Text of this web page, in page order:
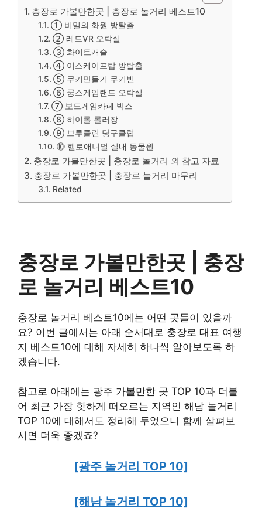
충장로 가볼만한곳 | 충장로 놀거리 베스트10
① 비밀의 화원 방탈출
② 레드VR 오락실
③ 화이트캐슬
④ 이스케이프탑 방탈출
⑤ 쿠키만들기 쿠키빈
⑥ 쿵스게임랜드 오락실
⑦ 보드게임카페 박스
⑧ 하이롤 롤러장
⑨ 브루클린 당구클럽
⑩ 헬로애니멀 실내 동물원
충장로 가볼만한곳 | 충장로 놀거리 외 참고 자료
충장로 가볼만한곳 | 충장로 놀거리 마무리
Related
충장로 가볼만한곳 | 충장
로 놀거리 베스트10
충장로 놀거리 베스트10에는 어떤 곳들이 있을까
요? 이번 글에서는 아래 순서대로 충장로 대표 여행
지 베스트10에 대해 자세히 하나씩 알아보도록 하
겠습니다.
참고로 아래에는 광주 가볼만한 곳 TOP 10과 더불
어 최근 가장 핫하게 떠오르는 지역인 해남 놀거리
TOP 10에 대해서도 정리해 두었으니 함께 살펴보
시면 더욱 좋겠죠?
[광주 놀거리 TOP 10]
[해남 놀거리 TOP 10]